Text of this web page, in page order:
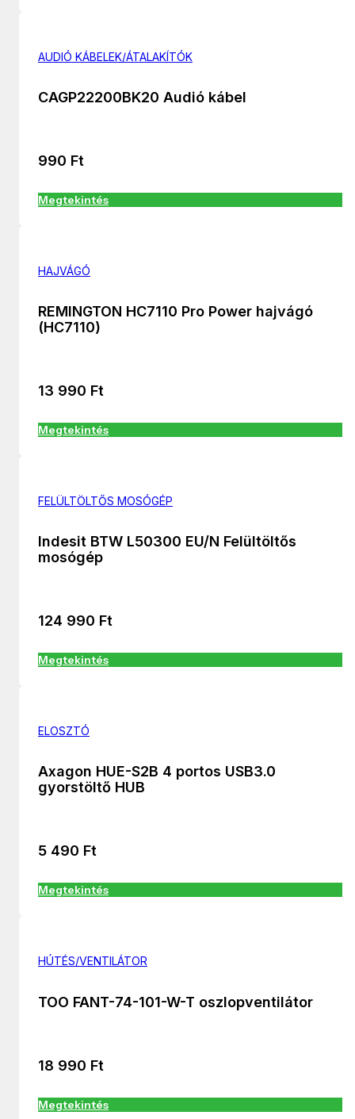
AUDIÓ KÁBELEK/ÁTALAKÍTÓK
CAGP22200BK20 Audió kábel
990 Ft
Megtekintés
HAJVÁGÓ
REMINGTON HC7110 Pro Power hajvágó
(HC7110)
13 990 Ft
Megtekintés
FELÜLTÖLTŐS MOSÓGÉP
Indesit BTW L50300 EU/N Felültöltős
mosógép
124 990 Ft
Megtekintés
ELOSZTÓ
Axagon HUE-S2B 4 portos USB3.0
gyorstöltő HUB
5 490 Ft
Megtekintés
HÚTÉS/VENTILÁTOR
TOO FANT-74-101-W-T oszlopventilátor
18 990 Ft
Megtekintés